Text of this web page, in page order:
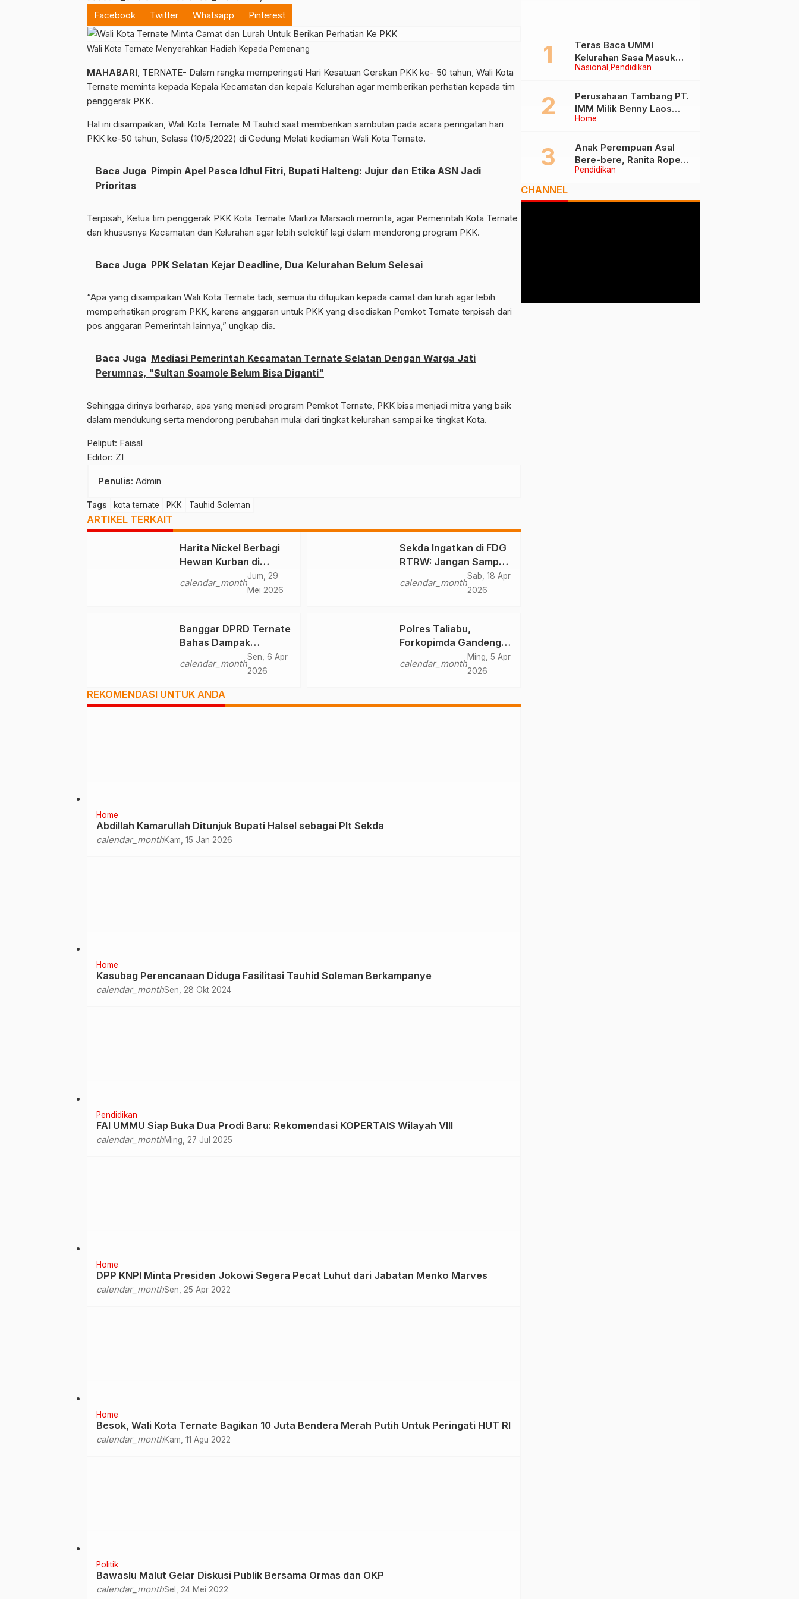
Facebook
Twitter Whatsapp Pinterest
Wali Kota Ternate Menyerahkan Hadiah Kepada Pemenang
MAHABARI , TERNATE- Dalam rangka memperingati Hari Kesatuan Gerakan PKK ke- 50 tahun, Wali Kota
Ternate meminta kepada Kepala Kecamatan dan kepala Kelurahan agar memberikan perhatian kepada tim
penggerak PKK.
Hal ini disampaikan, Wali Kota Ternate M Tauhid saat memberikan sambutan pada acara peringatan hari
PKK ke-50 tahun, Selasa (10/5/2022) di Gedung Melati kediaman Wali Kota Ternate.
Baca Juga Pimpin Apel Pasca Idhul Fitri, Bupati Halteng: Jujur dan Etika ASN Jadi
Prioritas
Terpisah, Ketua tim penggerak PKK Kota Ternate Marliza Marsaoli meminta, agar Pemerintah Kota Ternate
dan khususnya Kecamatan dan Kelurahan agar lebih selektif lagi dalam mendorong program PKK.
Baca Juga PPK Selatan Kejar Deadline, Dua Kelurahan Belum Selesai
“Apa yang disampaikan Wali Kota Ternate tadi, semua itu ditujukan kepada camat dan lurah agar lebih
memperhatikan program PKK, karena anggaran untuk PKK yang disediakan Pemkot Ternate terpisah dari
pos anggaran Pemerintah lainnya,” ungkap dia.
Baca Juga Mediasi Pemerintah Kecamatan Ternate Selatan Dengan Warga Jati
Perumnas, "Sultan Soamole Belum Bisa Diganti"
Sehingga dirinya berharap, apa yang menjadi program Pemkot Ternate, PKK bisa menjadi mitra yang baik
dalam mendukung serta mendorong perubahan mulai dari tingkat kelurahan sampai ke tingkat Kota.
Peliput: Faisal
Editor: ZI
Penulis: Admin
Tags kota ternate PKK Tauhid Soleman
ARTIKEL TERKAIT
Harita Nickel Berbagi
Hewan Kurban di
Momen Iduladha 1447
H
calendar_month
Jum, 29
Mei 2026
Sekda Ingatkan di FDG
RTRW: Jangan Sampai
Kota Tumbuh Tanpa
Arah
calendar_month
Sab, 18 Apr
2026
Banggar DPRD Ternate
Bahas Dampak
Kebijakan Efisiensi
calendar_month
Sen, 6 Apr
2026
Polres Taliabu,
Forkopimda Gandeng
Deklarasikan Damai
calendar_month
Ming, 5 Apr
2026
REKOMENDASI UNTUK ANDA
Home
Abdillah Kamarullah Ditunjuk Bupati Halsel sebagai Plt Sekda
calendar_monthKam, 15 Jan 2026
Home
Kasubag Perencanaan Diduga Fasilitasi Tauhid Soleman Berkampanye
calendar_monthSen, 28 Okt 2024
Pendidikan
FAI UMMU Siap Buka Dua Prodi Baru: Rekomendasi KOPERTAIS Wilayah VIII
calendar_monthMing, 27 Jul 2025
Home
DPP KNPI Minta Presiden Jokowi Segera Pecat Luhut dari Jabatan Menko Marves
calendar_monthSen, 25 Apr 2022
Home
Besok, Wali Kota Ternate Bagikan 10 Juta Bendera Merah Putih Untuk Peringati HUT RI
calendar_monthKam, 11 Agu 2022
Politik
Bawaslu Malut Gelar Diskusi Publik Bersama Ormas dan OKP
calendar_monthSel, 24 Mei 2022
Nasional Pendidikan
Teras Baca UMMI
Kelurahan Sasa Masuk
Tiga Besar Nasional, Tim
Ternate
Home
Perusahaan Tambang PT.
IMM Milik Benny Laos
Diduga Tak Miliki Izin HPH
Pendidikan
Anak Perempuan Asal
Bere-bere, Ranita Rope
Dikukuhkan Sebagai Guru
CHANNEL